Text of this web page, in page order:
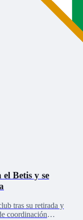
Betis y se
tras su retirada y
coordinación